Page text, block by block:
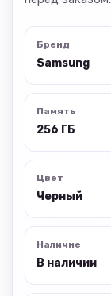
Бренд
Samsung
Память
256 ГБ
Цвет
Черный
Наличие
В наличии